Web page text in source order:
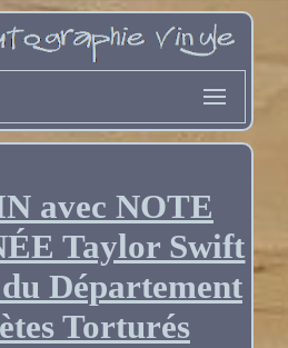
avec NOTE
Taylor Swift
Département
Torturés